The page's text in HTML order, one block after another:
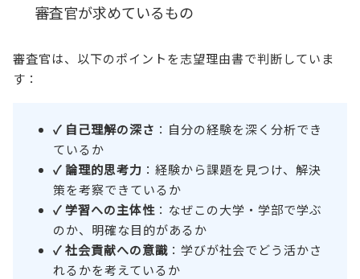
審査官が求めているもの
審査官は、以下のポイントを志望理由書で判断していま
す：
✓ 自己理解の深さ ：自分の経験を深く分析でき
ているか
✓ 論理的思考力 ：経験から課題を見つけ、解決
策を考察できているか
✓ 学習への主体性 ：なぜこの大学・学部で学ぶ
のか、明確な目的があるか
✓ 社会貢献への意識 ：学びが社会でどう活かさ
れるかを考えているか